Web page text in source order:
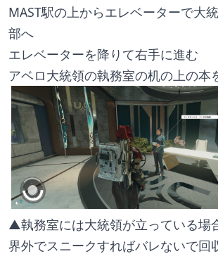
MAST駅の上からエレベーターで大
部へ
エレベーターを降りて右手に進む
アベロ大統領の執務室の机の上の本
▲執務室には大統領が立っている場
界外でスニークすればバレないで回